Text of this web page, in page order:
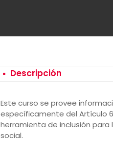
Descripción
Este curso se provee
específicamente del Artículo
herramienta de inclusión
social.